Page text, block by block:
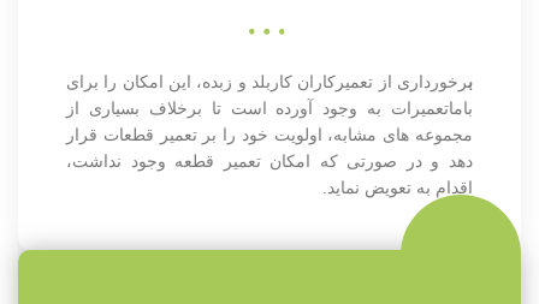
برخورداری از تعمیرکاران کاربلد و زبده، این امکان را برای
باماتعمیرات به وجود آورده است تا برخلاف بسیاری از
مجموعه های مشابه، اولویت خود را بر تعمیر قطعات قرار
دهد و در صورتی که امکان تعمیر قطعه وجود نداشت،
اقدام به تعویض نماید.